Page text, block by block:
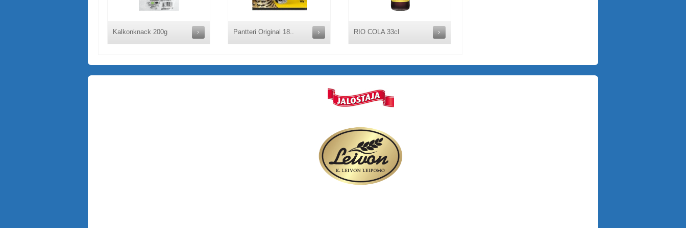
Kalkonknack 200g Pantteri Original 18.. RIO COLA 33cl